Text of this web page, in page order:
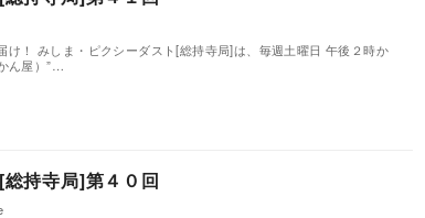
け！ みしま・ピクシーダスト[総持寺局]は、毎週土曜日 午後２時か
ん屋）”…
持寺局]第４０回